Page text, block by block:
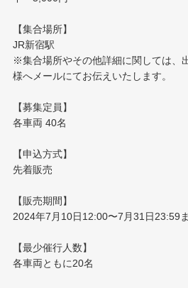
【集合場所】
JR新宿駅
※集合場所やその他詳細に関しては、
様へメールにてお伝えいたします。
【募集定員】
各車両 40名
【申込方式】
先着販売
【販売期間】
2024年7月10日12:00〜7月31日23:59
【最少催行人数】
各車両ともに20名